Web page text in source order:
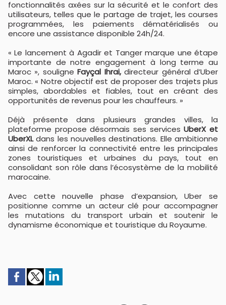
fonctionnalités axées sur la sécurité et le confort des
utilisateurs, telles que le partage de trajet, les courses
programmées, les paiements dématérialisés ou
encore une assistance disponible 24h/24.
« Le lancement à Agadir et Tanger marque une étape
importante de notre engagement à long terme au
Maroc », souligneFayçal Ihrai,directeur général d’Uber
Maroc. « Notre objectif est de proposer des trajets plus
simples, abordables et fiables, tout en créant des
opportunités de revenus pour les chauffeurs. »
Déjà présente dans plusieurs grandes villes, la
plateforme propose désormais ses servicesUberX et
UberXLdans les nouvelles destinations. Elle ambitionne
ainsi de renforcer la connectivité entre les principales
zones touristiques et urbaines du pays, tout en
consolidant son rôle dans l’écosystème de la mobilité
marocaine.
Avec cette nouvelle phase d’expansion, Uber se
positionne comme un acteur clé pour accompagner
les mutations du transport urbain et soutenir le
dynamisme économique et touristique du Royaume.